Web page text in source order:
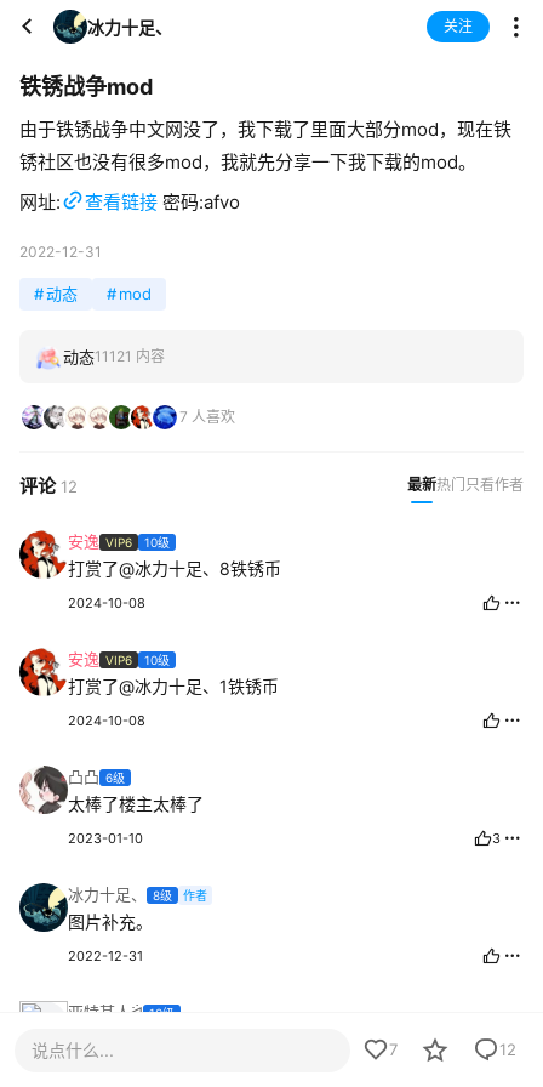
冰力十足、 关注
铁锈战争mod
由于铁锈战争中文网没了，我下载了里面大部分mod，现在铁
锈社区也没有很多mod，我就先分享一下我下载的mod。
网址:
查看链接 密码:afvo
2022-12-31
#动态 #mod
动态11121 内容
7 人喜欢
评论 12 最新热门 只看作者
安逸 VIP6 10级
打赏了@冰力十足、 8铁锈币
2024-10-08
安逸 VIP6 10级
打赏了@冰力十足、 1铁锈币
2024-10-08
凸凸 6级
太棒了楼主太棒了
2023-01-10 3
冰力十足、 8级 作者
图片补充。
2022-12-31
亚特某人ᐛ 10级
楼主太棒了，我要为你生猴子。
说点什么... 7 12